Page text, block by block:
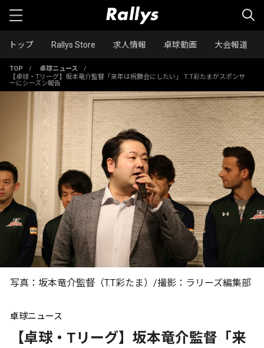
トップ Rallys Store 求人情報 卓球動画 大会報道
TOP / 卓球ニュース
/
【卓球・Tリーグ】坂本竜介監督「来年は祝勝会にしたい」 T.T彩たまがスポンサ
ーにシーズン報告
写真：坂本竜介監督（T.T彩たま）/撮影：ラリーズ編集部
卓球ニュース
【卓球・Tリーグ】坂本竜介監督「来